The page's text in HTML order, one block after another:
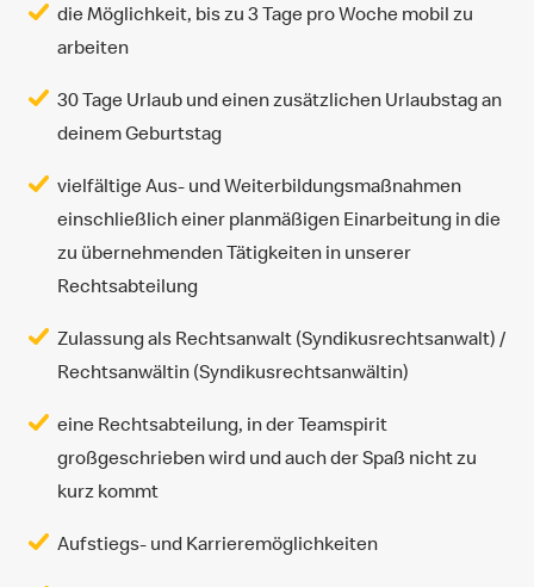
die Möglichkeit, bis zu 3 Tage pro Woche mobil zu
arbeiten
30 Tage Urlaub und einen zusätzlichen Urlaubstag an
deinem Geburtstag
vielfältige Aus- und Weiterbildungsmaßnahmen
einschließlich einer planmäßigen Einarbeitung in die
zu übernehmenden Tätigkeiten in unserer
Rechtsabteilung
Zulassung als Rechtsanwalt (Syndikusrechtsanwalt) /
Rechtsanwältin (Syndikusrechtsanwältin)
eine Rechtsabteilung, in der Teamspirit
großgeschrieben wird und auch der Spaß nicht zu
kurz kommt
Aufstiegs- und Karrieremöglichkeiten